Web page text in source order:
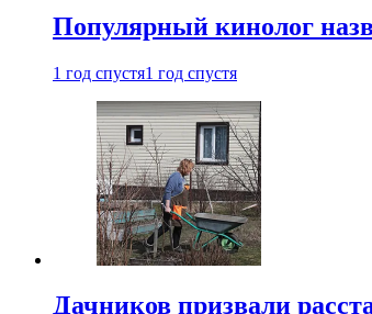
Популярный кинолог
1 год спустя1 год спустя
Дачников призвали